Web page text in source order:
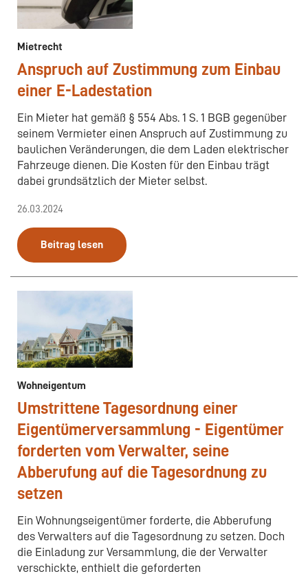
Mietrecht
Anspruch auf Zustimmung zum Einbau
einer E-Ladestation
Ein Mieter hat gemäß § 554 Abs. 1 S. 1 BGB gegenüber
seinem Vermieter einen Anspruch auf Zustimmung zu
baulichen Veränderungen, die dem Laden elektrischer
Fahrzeuge dienen. Die Kosten für den Einbau trägt
dabei grundsätzlich der Mieter selbst.
26.03.2024
Beitrag lesen
Wohneigentum
Umstrittene Tagesordnung einer
Eigentümerversammlung - Eigentümer
forderten vom Verwalter, seine
Abberufung auf die Tagesordnung zu
setzen
Ein Wohnungseigentümer forderte, die Abberufung
des Verwalters auf die Tagesordnung zu setzen. Doch
die Einladung zur Versammlung, die der Verwalter
verschickte, enthielt die geforderten